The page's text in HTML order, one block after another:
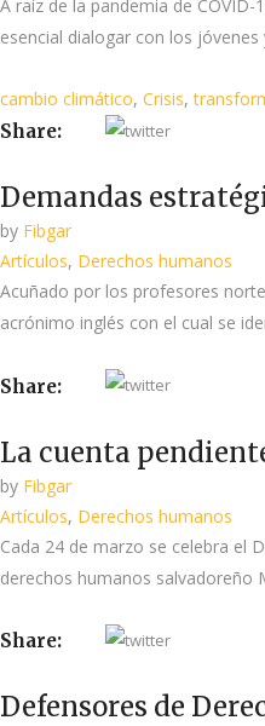
A raíz de la pandemia de
esencial dialogar con los
cambio climático, Crisis,
Share:
Demandas
by Fibgar
Artículos, Derechos humanos
Acuñado por los profesores
acrónimo inglés con el cual se
Share:
La cuenta
by Fibgar
Artículos, Derechos humanos
Cada 24 de marzo se celebra el
derechos humanos salvadoreño
Share:
Defensores de